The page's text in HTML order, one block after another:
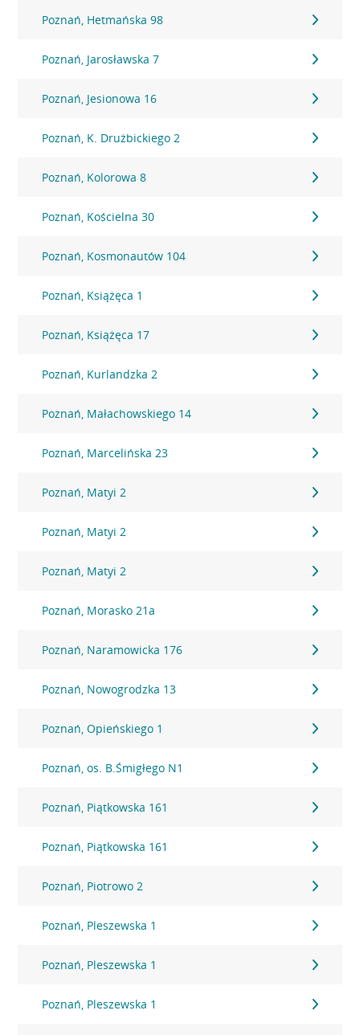
Poznań, Hetmańska 98
Poznań, Jarosławska 7
Poznań, Jesionowa 16
Poznań, K. Drużbickiego 2
Poznań, Kolorowa 8
Poznań, Kościelna 30
Poznań, Kosmonautów 104
Poznań, Książęca 1
Poznań, Książęca 17
Poznań, Kurlandzka 2
Poznań, Małachowskiego 14
Poznań, Marcelińska 23
Poznań, Matyi 2
Poznań, Matyi 2
Poznań, Matyi 2
Poznań, Morasko 21a
Poznań, Naramowicka 176
Poznań, Nowogrodzka 13
Poznań, Opieńskiego 1
Poznań, os. B.Śmigłego N1
Poznań, Piątkowska 161
Poznań, Piątkowska 161
Poznań, Piotrowo 2
Poznań, Pleszewska 1
Poznań, Pleszewska 1
Poznań, Pleszewska 1